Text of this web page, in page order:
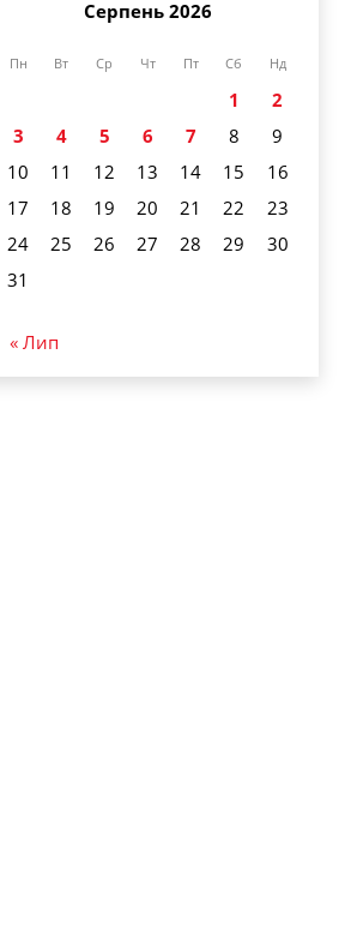
Серпень 2026
Пн Вт Ср Чт Пт Сб Нд
1
2
3
4 5 6 7 8
9
10
11 12 13 14 15
16
17
18 19 20 21 22
23
24
25 26 27 28 29
30
31
« Лип